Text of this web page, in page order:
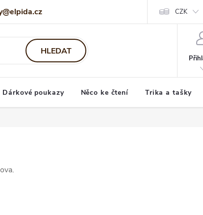
CZK
HLEDAT
Dárkové poukazy Něco ke čtení Trika a tašky